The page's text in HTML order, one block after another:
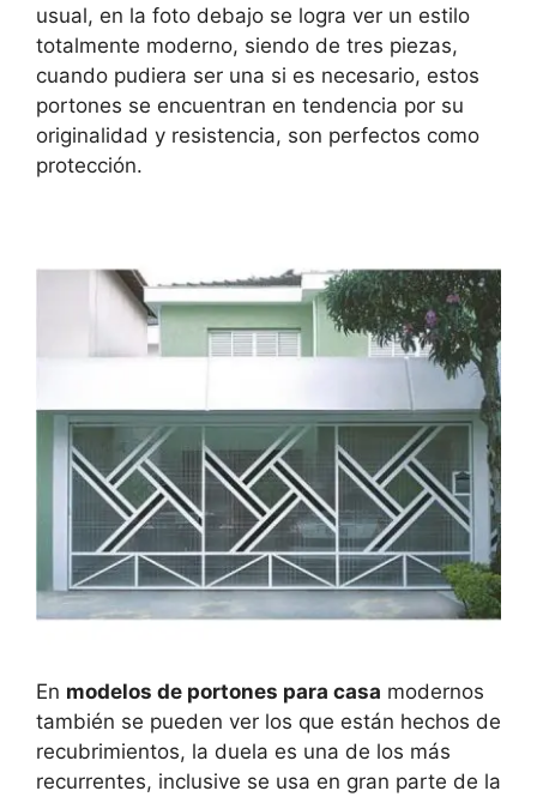
usual, en la foto debajo se logra ver un estilo
totalmente moderno, siendo de tres piezas,
cuando pudiera ser una si es necesario, estos
portones se encuentran en tendencia por su
originalidad y resistencia, son perfectos como
protección.
En modelos de portones para casa modernos
también se pueden ver los que están hechos de
recubrimientos, la duela es una de los más
recurrentes, inclusive se usa en gran parte de la